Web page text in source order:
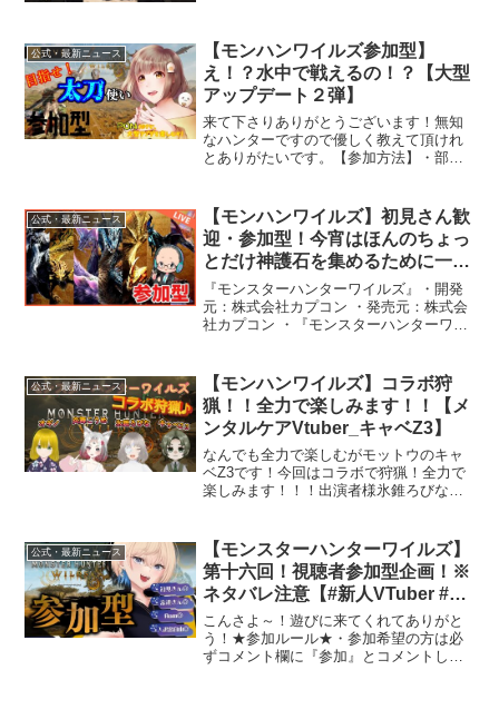
公式・最新ニュース
【モンハンワイルズ参加型】
え！？水中で戦えるの！？【大型
アップデート２弾】
来て下さりありがとうございます！無知
なハンターですので優しく教えて頂けれ
とありがたいです。【参加方法】・部屋
ーネームをご記載の上「参加希望」と一
声お声がけください。ーフレ...
公式・最新ニュース
【モンハンワイルズ】初見さん歓
迎・参加型！今宵はほんのちょっ
とだけ神護石を集めるために一狩
り行きたい！
『モンスターハンターワイルズ』・開発
元：株式会社カプコン ・発売元：株式会
社カプコン ・『モンスターハンターワイ
++++++++++++++++++++++++++++++
+++++...
公式・最新ニュース
【モンハンワイルズ】コラボ狩
猟！！全力で楽しみます！！【メ
ンタルケアVtuber_キャベZ3】
なんでも全力で楽しむがモットウのキャ
ベZ3です！今回はコラボで狩猟！全力で
楽しみます！！！出演者様氷錐ろびな様
ネル様youtubeチャンネルX【素材】・か
なう...
公式・最新ニュース
【モンスターハンターワイルズ】
第十六回！視聴者参加型企画！※
ネタバレ注意【#新人VTuber #稀
月小夜】
こんさよ～！遊びに来てくれてありがと
う！★参加ルール★・参加希望の方は必
ずコメント欄に『参加』とコメントして